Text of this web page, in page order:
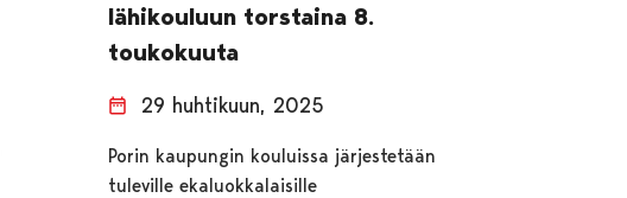
lähikouluun torstaina 8.
toukokuuta
29 huhtikuun, 2025
Porin kaupungin kouluissa järjestetään
tuleville ekaluokkalaisille